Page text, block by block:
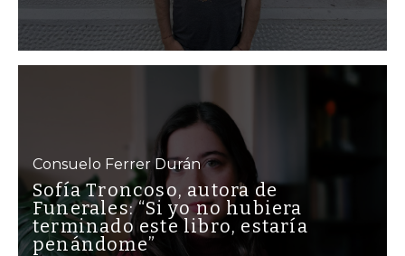
Consuelo Ferrer Durán
Sofía Troncoso, autora de
Funerales: “Si yo no hubiera
terminado este libro, estaría
penándome”